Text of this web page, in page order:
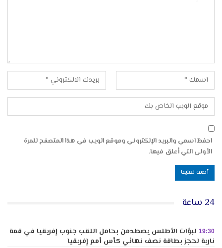
احفظ اسمي والبريد الإلكتروني وموقع الويب في هذا المتصفح للمرة
الأولى التي أعلق فيها.
24 ساعة
19:30 لبؤات الأطلس يصطدمن بحامل اللقب جنوب إفريقيا في قمة
نارية لحجز بطاقة نصف نهائي كأس أمم إفريقيا